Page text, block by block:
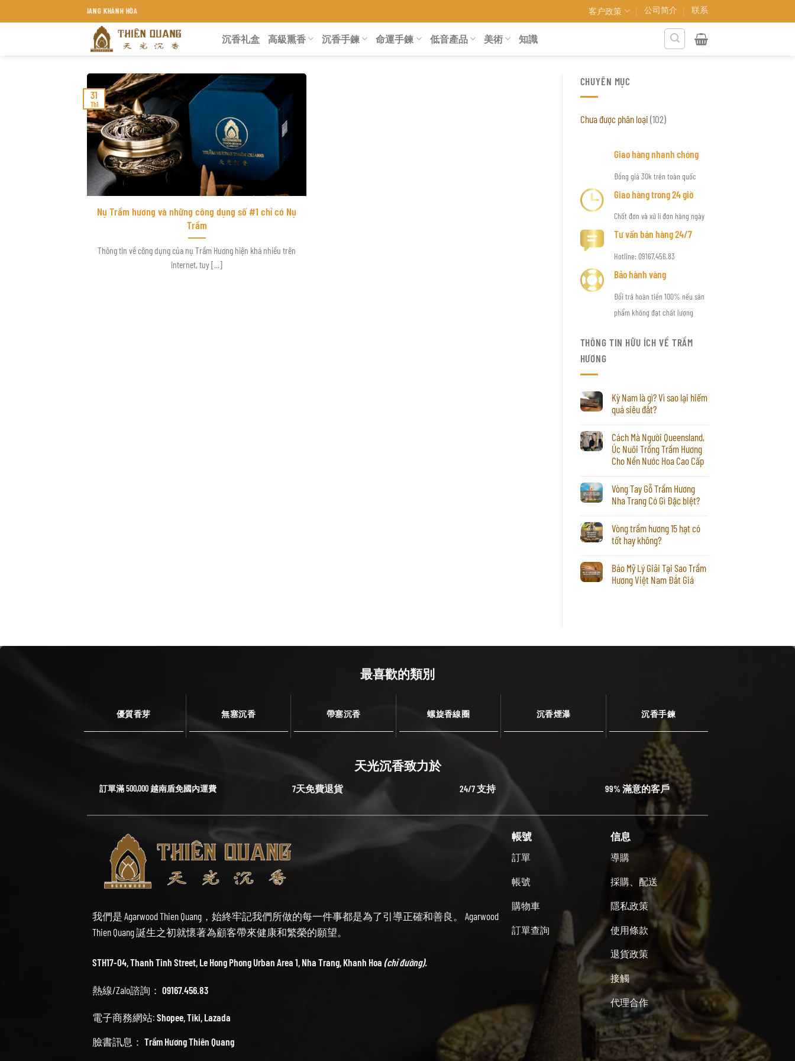
đến
HƯƠNG THIÊN QUANG KHÁNH HÒA 客户政策 公司简介 联系
沉香礼盒 高級熏香 沉香手鍊 命運手鍊 低音產品 美術 知識
Nụ Trầm hương và những công dụng số #1 chỉ có Nụ
Trầm
Thông tin về công dụng của nụ Trầm Hương hiện khá nhiều trên
internet, tuy [...]
31
Th1
CHUYÊN MỤC
Chưa được phân loại (102)
Giao hàng nhanh chóng
Đồng giá 30k trên toàn quốc
Giao hàng trong 24 giờ
Chốt đơn và xử lí đơn hàng ngày
Tư vấn bán hàng 24/7
Hotline: 09167.456.83
Bảo hành vàng
Đổi trả hoàn tiền 100% nếu sản
phẩm không đạt chất lượng
THÔNG TIN HỮU ÍCH VỀ TRẦM
HƯƠNG
Kỳ Nam là gì? Vì sao lại hiếm
quá siêu đắt?
Cách Mà Người Queensland,
Úc Nuôi Trồng Trầm Hương
Cho Nền Nước Hoa Cao Cấp
Vòng Tay Gỗ Trầm Hương
Nha Trang Có Gì Đặc biệt?
Vòng trầm hương 15 hạt có
tốt hay không?
Báo Mỹ Lý Giải Tại Sao Trầm
Hương Việt Nam Đắt Giá
最喜歡的類別
優質香芽 無塞沉香 帶塞沉香 螺旋香線圈 沉香煙瀑 沉香手鍊
天光沉香致力於
訂單滿 500,000 越南盾免國內運費 7天免費退貨 24/7 支持 99% 滿意的客戶
我們是 Agarwood Thien Quang，始終牢記我們所做的每一件事都是為了引導正確和善良。 Agarwood
Thien Quang 誕生之初就懷著為顧客帶來健康和繁榮的願望。
STH17-04, Thanh Tinh Street, Le Hong Phong Urban Area 1, Nha Trang, Khanh Hoa (chỉ đường).
熱線/Zalo諮詢： 09167.456.83
電子商務網站: Shopee,Tiki, Lazada
臉書訊息： Trầm Hương Thiên Quang
帳號
訂單
帳號
購物車
訂單查詢
信息
導購
採購、配送
隱私政策
使用條款
退貨政策
接觸
代理合作